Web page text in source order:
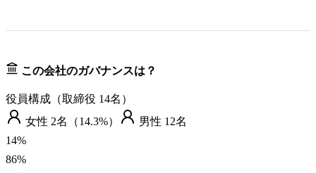
この会社のガバナンスは？
役員構成（取締役 14名）
女性 2名（14.3%） 男性 12名
14%
86%